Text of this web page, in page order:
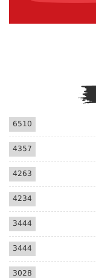
6510
4357
4263
4234
3444
3444
3028